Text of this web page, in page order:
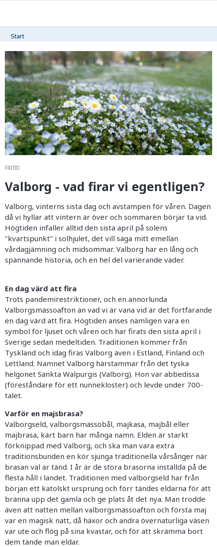
Start
FRITID
Valborg - vad firar vi egentligen?
Valborg, vinterns sista dag och avstampen för våren. Dagen
då vi hyllar att vintern är över och sommaren börjar ta vid.
Högtiden infaller alltid den sista april på solens
"kvartspunkt" i solhjulet, det vill säga mitt emellan
vårdagjämning och midsommar. Valborg har en lång och
spännande historia, och en hel del varierande väder.
En dag värd att fira
Trots pandemirestriktioner, och en annorlunda
Valborgsmässoafton än vad vi är vana vid är det fortfarande
en dag värd att fira. Högtiden anses nämligen vara en
symbol för ljuset och våren och har firats den sista april i
Sverige sedan medeltiden. Traditionen kommer från
Tyskland och idag firas Valborg även i Estland, Finland och
Lettland. Namnet Valborg härstammar från det tyska
helgonet Sankta Walpurgis (Valborg). Hon var abbedissa
(föreståndare för ett nunnekloster) och levde under 700-
talet.
Varför en majsbrasa?
Valborgseld, valborgsmässobål, majkasa, majbål eller
majbrasa, kärt barn har många namn. Elden är starkt
förknippad med Valborg, och ska man vara extra
traditionsbunden en kör sjunga traditionella vårsånger när
brasan väl är tänd. I år är de stora brasorna inställda på de
flesta håll i landet. Traditionen med valborgseld har från
början ett katolskt ursprung och förr tändes eldarna för att
bränna upp det gamla och ge plats åt det nya. Man trodde
även att natten mellan valborgsmässoafton och första maj
var en magisk natt, då häxor och andra övernaturliga väsen
var ute och flög på sina kvastar, och för att skrämma bort
dem tände man eldar.